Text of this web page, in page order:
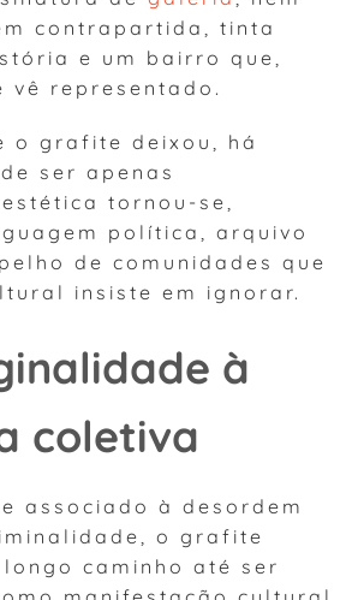
contrapartida, tinta
e um bairro que,
vê representado.
o grafite deixou, há
ser apenas
tornou-se,
política, arquivo
de comunidades que
insiste em ignorar.
à
coletiva
associado à desordem
o grafite
caminho até ser